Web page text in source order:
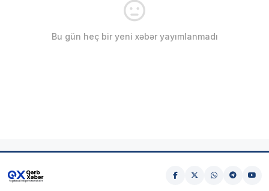
Bu gün heç bir yeni xəbər yayımlanmadı